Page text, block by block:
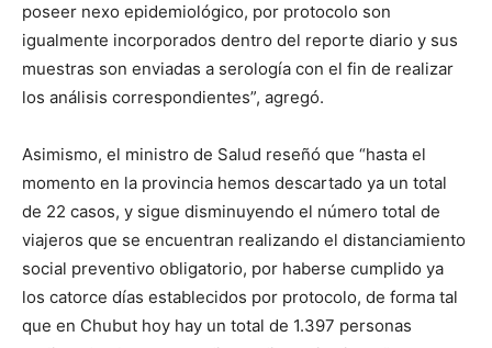
poseer nexo epidemiológico, por protocolo son
igualmente incorporados dentro del reporte diario y sus
muestras son enviadas a serología con el fin de realizar
los análisis correspondientes”, agregó.
Asimismo, el ministro de Salud reseñó que “hasta el
momento en la provincia hemos descartado ya un total
de 22 casos, y sigue disminuyendo el número total de
viajeros que se encuentran realizando el distanciamiento
social preventivo obligatorio, por haberse cumplido ya
los catorce días establecidos por protocolo, de forma tal
que en Chubut hoy hay un total de 1.397 personas